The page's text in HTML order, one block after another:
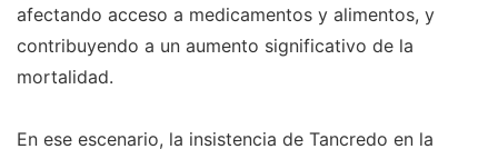
afectando acceso a medicamentos y alimentos, y
contribuyendo a un aumento significativo de la
mortalidad.
En ese escenario, la insistencia de Tancredo en la